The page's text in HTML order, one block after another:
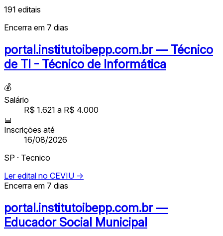
191 editais
Encerra em 7 dias
portal.institutoibepp.com.br — Técnico
de TI - Técnico de Informática
💰
Salário
R$ 1.621 a R$ 4.000
📅
Inscrições até
16/08/2026
SP · Tecnico
Ler edital no CEVIU →
Encerra em 7 dias
portal.institutoibepp.com.br —
Educador Social Municipal